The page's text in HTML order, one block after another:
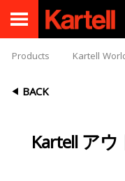
Products Kartell
BACK
Kartell ア